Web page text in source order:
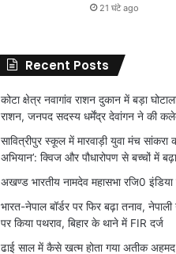
21 घंटे ago
Recent Posts
कोटा क्षेत्र नवागांव राशन दुकान में बड़ा
राशन, जनपद सदस्य धर्मेंद्र देवांगन ने की
सावित्रीपुर स्कूल में मारवाड़ी युवा मंच सांकरा
अभियान’: क्विज और पौधारोपण से बच्चों में
अखण्ड भारतीय नामदेव महासभा रजि0
भारत-नेपाल बॉर्डर पर फिर बढ़ा तनाव, नेपाली
पर किया पथराव, बिहार के थाने में FIR दर्ज
ढाई साल में कैसे खत्म होता गया अतीक